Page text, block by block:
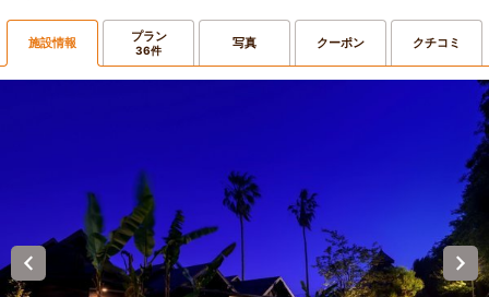
施設情報 プラン
36件 写真 クーポン クチコミ